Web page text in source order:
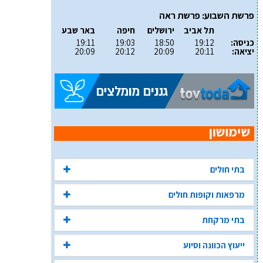
פרשת השבוע: פרשת ראה
כניסה:
יציאה:
תל אביב
19:12
20:11
ירושלים
18:50
20:09
חיפה
19:03
20:12
באר שבע
19:11
20:09
בתי חולים
מרפאות וקופות חולים
בתי מרקחת
ייעוץ הכוונה וסיוע